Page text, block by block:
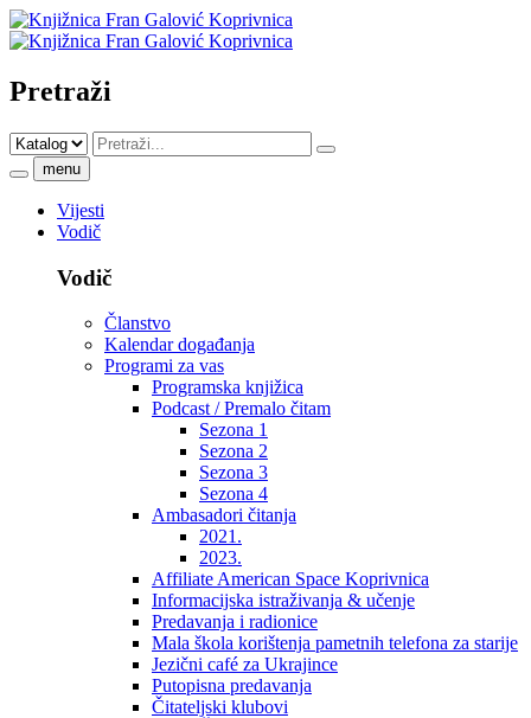
Pretraži
menu
Vijesti
Vodič
Vodič
Članstvo
Kalendar događanja
Programi za vas
Programska knjižica
Podcast / Premalo čitam
Sezona 1
Sezona 2
Sezona 3
Sezona 4
Ambasadori čitanja
2021.
2023.
Affiliate American Space Koprivnica
Informacijska istraživanja & učenje
Predavanja i radionice
Mala škola korištenja pametnih telefona za starije
Jezični café za Ukrajince
Putopisna predavanja
Čitateljski klubovi